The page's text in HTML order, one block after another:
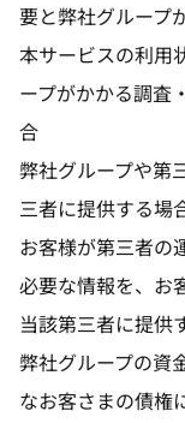
要と弊社グループ
本サービスの利用
ープがかかる調査
合
弊社グループや第
三者に提供する場
お客様が第三者の
必要な情報を、お
当該第三者に提供
弊社グループの資
なお客さまの債権